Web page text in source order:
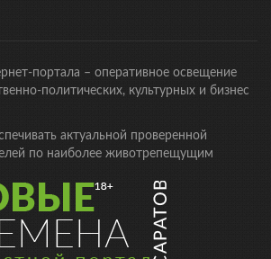
портала – оперативное освещение
политических, культурных и бизнес
актуальной проверенной
по наиболее животрепещущим